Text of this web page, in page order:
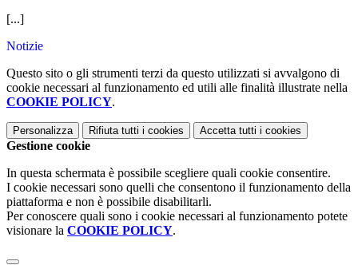
[...]
Notizie
Questo sito o gli strumenti terzi da questo utilizzati si avvalgono di
cookie necessari al funzionamento ed utili alle finalità illustrate nella
COOKIE POLICY.
Personalizza Rifiuta tutti i cookies Accetta tutti i cookies
Gestione cookie
In questa schermata è possibile scegliere quali cookie consentire.
I cookie necessari sono quelli che consentono il funzionamento della
piattaforma e non è possibile disabilitarli.
Per conoscere quali sono i cookie necessari al funzionamento potete
visionare la COOKIE POLICY.